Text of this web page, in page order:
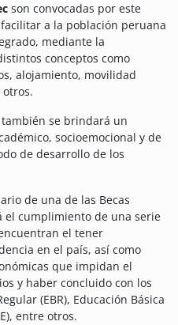
son convocadas por este
a la población peruana
mediante la
conceptos como
alojamiento, movilidad
se brindará un
socioemocional y de
de desarrollo de los
de una de las Becas
el cumplimiento de una serie
el tener
en el país, así como
que impidan el
y haber concluido con los
(EBR), Educación Básica
entre otros.